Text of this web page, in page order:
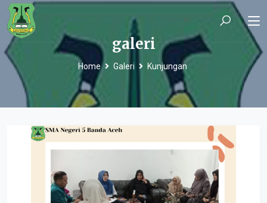
galeri
Home Galeri Kunjungan